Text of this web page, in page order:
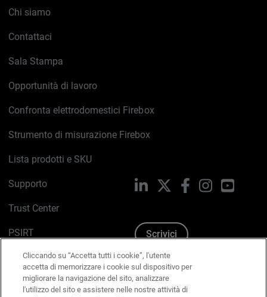
Chi siamo
Contattaci
Sala Stampa
Opportunità di lavoro
Confronta elettrodomestici Firebox
Strumento di misurazione Firebox
Lista prodotti e SKU
Supporto
Trust Center
PSIRT
Politica sui cookie
Informativa sulla privacy
LinkedIn FacebookInstagram
Scrivici
Cliccando su “Accetta tutti i cookie”, l'utente
accetta di memorizzare i cookie sul dispositivo per
migliorare la navigazione del sito, analizzare
l'utilizzo del sito e assistere nelle nostre attività di